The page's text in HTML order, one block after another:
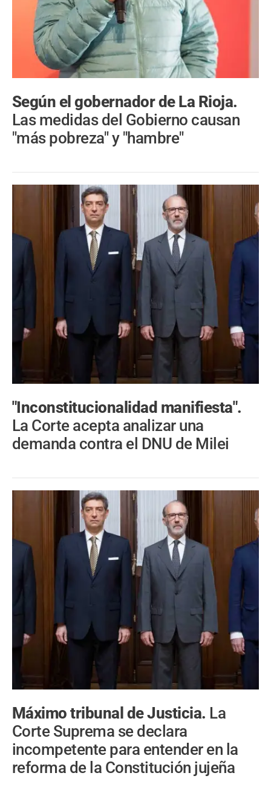
Según el gobernador de La Rioja.
Las medidas del Gobierno causan
"más pobreza" y "hambre"
"Inconstitucionalidad manifiesta".
La Corte acepta analizar una
demanda contra el DNU de Milei
Máximo tribunal de Justicia. La
Corte Suprema se declara
incompetente para entender en la
reforma de la Constitución jujeña